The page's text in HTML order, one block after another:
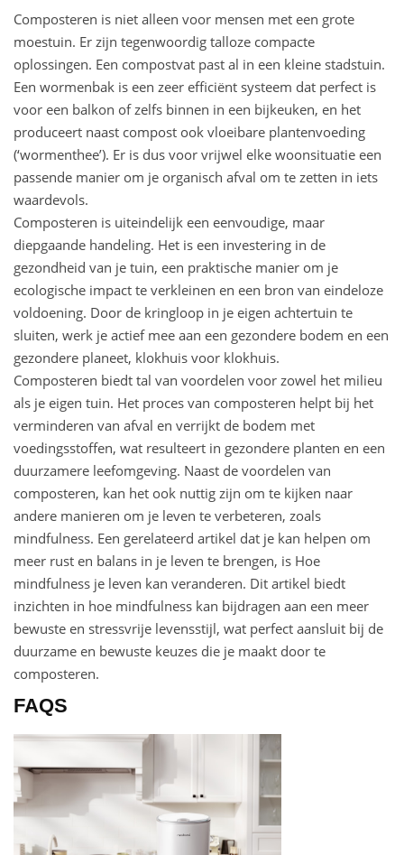
Composteren is niet alleen voor mensen met een grote
moestuin. Er zijn tegenwoordig talloze compacte
oplossingen. Een compostvat past al in een kleine stadstuin.
Een wormenbak is een zeer efficiënt systeem dat perfect is
voor een balkon of zelfs binnen in een bijkeuken, en het
produceert naast compost ook vloeibare plantenvoeding
(‘wormenthee’). Er is dus voor vrijwel elke woonsituatie een
passende manier om je organisch afval om te zetten in iets
waardevols.
Composteren is uiteindelijk een eenvoudige, maar
diepgaande handeling. Het is een investering in de
gezondheid van je tuin, een praktische manier om je
ecologische impact te verkleinen en een bron van eindeloze
voldoening. Door de kringloop in je eigen achtertuin te
sluiten, werk je actief mee aan een gezondere bodem en een
gezondere planeet, klokhuis voor klokhuis.
Composteren biedt tal van voordelen voor zowel het milieu
als je eigen tuin. Het proces van composteren helpt bij het
verminderen van afval en verrijkt de bodem met
voedingsstoffen, wat resulteert in gezondere planten en een
duurzamere leefomgeving. Naast de voordelen van
composteren, kan het ook nuttig zijn om te kijken naar
andere manieren om je leven te verbeteren, zoals
mindfulness. Een gerelateerd artikel dat je kan helpen om
meer rust en balans in je leven te brengen, is Hoe
mindfulness je leven kan veranderen. Dit artikel biedt
inzichten in hoe mindfulness kan bijdragen aan een meer
bewuste en stressvrije levensstijl, wat perfect aansluit bij de
duurzame en bewuste keuzes die je maakt door te
composteren.
FAQS